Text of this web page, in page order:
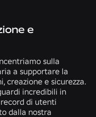
e
sulla
a supportare la
creazione e sicurezza.
incredibili in
di utenti
dalla nostra